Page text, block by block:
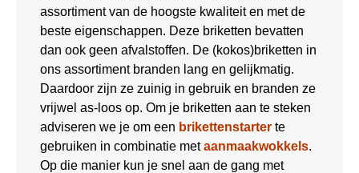
assortiment van de hoogste kwaliteit en met de
beste eigenschappen. Deze briketten bevatten
dan ook geen afvalstoffen. De (kokos)briketten in
ons assortiment branden lang en gelijkmatig.
Daardoor zijn ze zuinig in gebruik en branden ze
vrijwel as-loos op. Om je briketten aan te steken
adviseren we je om een brikettenstarter te
gebruiken in combinatie metaanmaakwokkels.
Op die manier kun je snel aan de gang met